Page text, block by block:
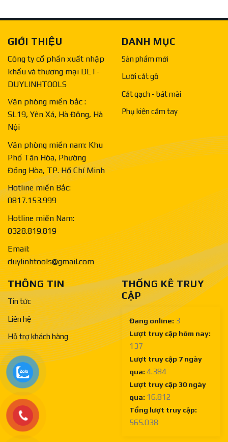
GIỚI THIỆU
Công ty cổ phần xuất nhập
khẩu và thương mại DLT-
DUYLINHTOOLS
Văn phòng miền bắc :
SL19, Yên Xá, Hà Đông, Hà
Nội
Văn phòng miền nam: Khu
Phố Tân Hòa, Phường
Đồng Hòa, TP. Hồ Chí Minh
Hotline miền Bắc:
0817.153.999
Hotline miền Nam:
0328.819.819
Email:
duylinhtools@gmail.com
DANH MỤC
Sản phẩm mới
Lưỡi cắt gỗ
Cắt gạch - bát mài
Phụ kiện cầm tay
THÔNG TIN
Tin tức
Liên hệ
Hỗ trợ khách hàng
THỐNG KÊ TRUY
CẬP
Đang online: 3
Lượt truy cập hôm nay:
137
Lượt truy cập 7 ngày
qua: 4.384
Lượt truy cập 30 ngày
qua: 16.812
Tổng lượt truy cập:
565.038